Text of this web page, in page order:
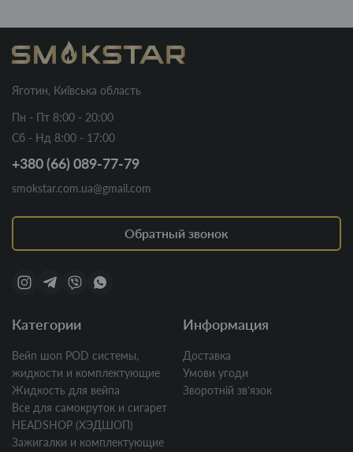
Яготин, Київська область
Пн - Пт 8:00 - 20:00
Сб - Нд 8:00 - 17:00
+380 (66) 089-77-79
smokstar.com.ua@gmail.com
Обратный звонок
Категории
Вейп шоп POD системы,
жидкости и комплектующие
Жидкость для вейпа
Все для самокруток и сигарет
HEADSHOP (ХЭДШОП)
Зажигалки и комплектующие
Информация
Доставка
Умови угоди
Зворотній звʼязок